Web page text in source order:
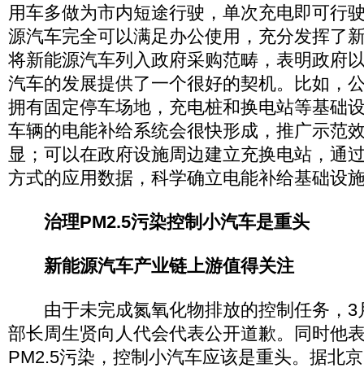
用车多做为市内短途行驶，单次充电即可行
源汽车完全可以满足办公使用，充分发挥了
将新能源汽车列入政府采购范畴，表明政府
汽车的发展提供了一个很好的契机。比如，
拥有固定停车场地，充电桩和换电站等基础
车辆的电能补给系统会很快形成，推广示范
显；可以在政府设施周边建立充换电站，通
方式的应用数据，科学确立电能补给基础设
治理PM2.5污染控制小汽车是重头
新能源汽车产业链上游值得关注
由于未完成氮氧化物排放的控制任务，3
部长周生贤向人代会代表公开道歉。同时他
PM2.5污染，控制小汽车应该是重头。据北